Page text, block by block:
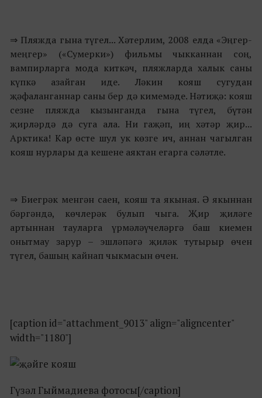
⇒ Пляжда гына түгел... Хәтерлим, 2008 елда «Эңгер-
меңгер» («Сумерки») фильмы чыкканнан соң,
вампирларга мода киткәч, пляжларда халык саны
күпкә азайган иде. Ләкин кояш сугудан
җәфаланганнар саны бер дә кимемәде. Нәтиҗә: кояш
сезне пляжда кызынганда гына түгел, бүтән
җирләрдә дә суга ала. Ни гаҗәп, иң хәтәр җир...
Арктика! Кар өсте шул ук көзге ич, аннан чагылган
кояш нурлары да кешене аяктан егарга сәләтле.
⇒ Биегрәк менгән саен, кояш та якыная. Ә якыннан
бәргәндә, көчлерәк булып чыга. Җир җиләге
артыннан тауларга үрмәләүчеләргә баш киемен
онытмау зарур – эшләпәгә җиләк тутырыр өчен
түгел, башың кайнап чыкмасын өчен.
[caption id="attachment_9013" align="aligncenter"
width="1180"]
Гүзәл Гыймадиева фотосы[/caption]